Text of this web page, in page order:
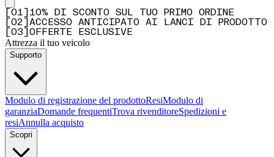
01
10% DI SCONTO SUL TUO PRIMO ORDINE
02
ACCESSO ANTICIPATO AI LANCI DI PRODOTTO
03 OFFERTE ESCLUSIVE
Attrezza il tuo veicolo
Supporto
Modulo di registrazione del prodottoResiModulo di
garanziaDomande frequentiTrova rivenditoreSpedizioni e
resiAnnulla acquisto
Scopri